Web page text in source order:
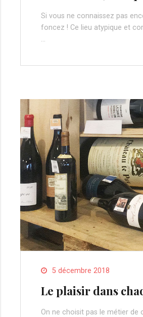
Si vous ne connaissez pas
foncez ! Ce lieu atypique et
…
5 décembre 2018
Le plaisir dans
On ne choisit pas le métier de